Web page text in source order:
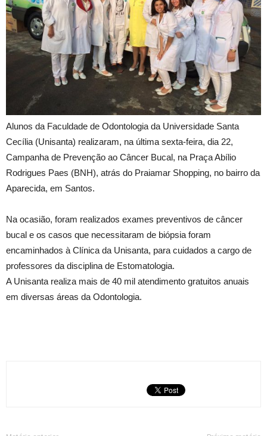
Alunos da Faculdade de Odontologia da Universidade Santa
Cecília (Unisanta) realizaram, na última sexta-feira, dia 22,
Campanha de Prevenção ao Câncer Bucal, na Praça Abílio
Rodrigues Paes (BNH), atrás do Praiamar Shopping, no bairro da
Aparecida, em Santos.
Na ocasião, foram realizados exames preventivos de câncer
bucal e os casos que necessitaram de biópsia foram
encaminhados à Clínica da Unisanta, para cuidados a cargo de
professores da disciplina de Estomatologia.
A Unisanta realiza mais de 40 mil atendimento gratuitos anuais
em diversas áreas da Odontologia.